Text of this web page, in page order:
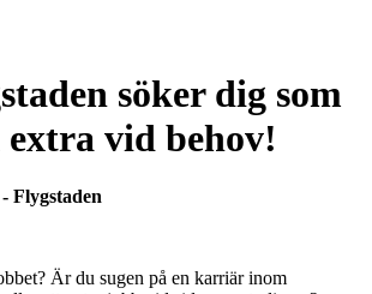
söker dig som
vid behov!
Flygstaden
Är du sugen på en karriär inom